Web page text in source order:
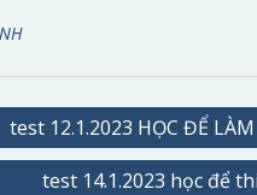
test 12.1.2023 HỌC ĐỂ LÀM
test 14.1.2023 học để thi